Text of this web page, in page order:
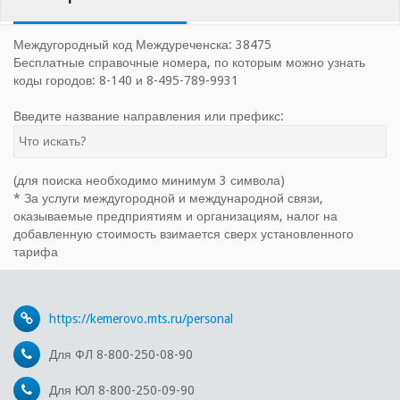
Междугородный код Междуреченска: 38475
Бесплатные справочные номера, по которым можно узнать
коды городов: 8-140 и 8-495-789-9931
Введите название направления или префикс:
(для поиска необходимо минимум 3 символа)
* За услуги междугородной и международной связи,
оказываемые предприятиям и организациям, налог на
добавленную стоимость взимается сверх установленного
тарифа
https://kemerovo.mts.ru/personal
Для ФЛ 8-800-250-08-90
Для ЮЛ 8-800-250-09-90